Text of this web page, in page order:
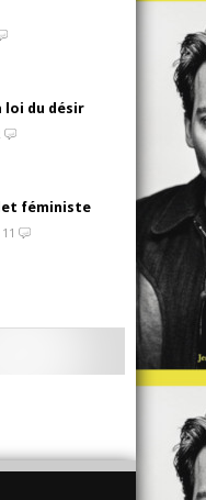
loi du désir
féministe
11